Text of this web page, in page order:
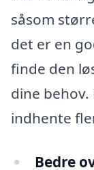
såsom
det er en
finde den
dine
indhente
Bedre